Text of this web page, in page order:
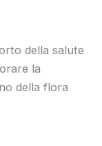
della salute
la
della flora